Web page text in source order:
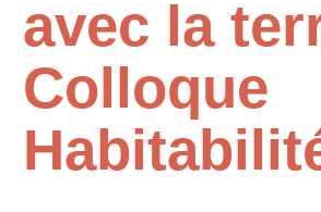
avec la
Colloque